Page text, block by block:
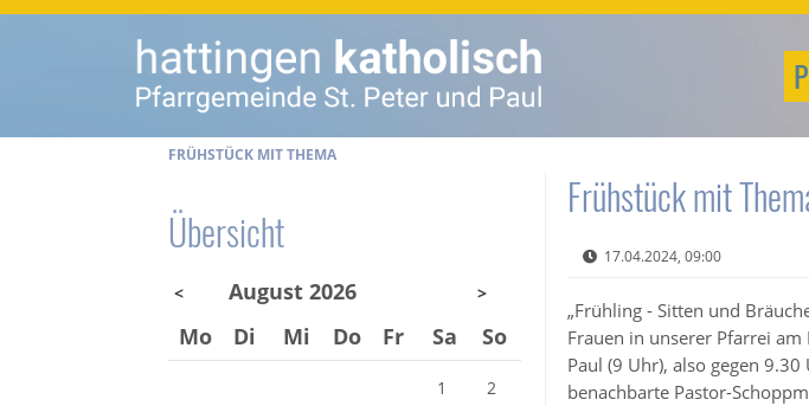
FRÜHSTÜCK MIT THEMA
Frühstück mit
17.04.2024, 09:00
„Frühling - Sitten und
Frauen in unserer Pfarrei
Paul (9 Uhr), also gegen
benachbarte Pastor-
Übersicht
< August 2026 >
Mo Di Mi Do Fr Sa So
1 2